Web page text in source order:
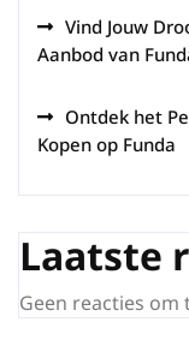
Vind Jouw
Aanbod van
Ontdek het
Kopen op Funda
Laatste
Geen reacties om